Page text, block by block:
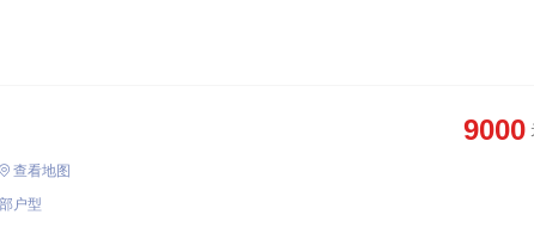
9000
查看地图
户型